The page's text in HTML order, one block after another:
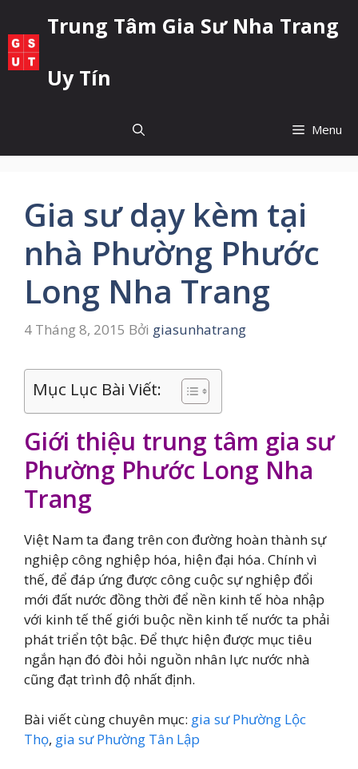
nội
dung
Trung Tâm Gia Sư Nha Trang
Uy Tín
Menu
Gia sư dạy kèm tại
nhà Phường Phước
Long Nha Trang
4 Tháng 8, 2015 Bởi giasunhatrang
Mục Lục Bài Viết:
Giới thiệu trung tâm gia sư
Phường Phước Long Nha
Trang
Việt Nam ta đang trên con đường hoàn thành sự
nghiệp công nghiệp hóa, hiện đại hóa. Chính vì
thế, để đáp ứng được công cuộc sự nghiệp đổi
mới đất nước đồng thời để nền kinh tế hòa nhập
với kinh tế thế giới buộc nền kinh tế nước ta phải
phát triển tột bậc. Để thực hiện được mục tiêu
ngắn hạn đó đòi hỏi nguồn nhân lực nước nhà
cũng đạt trình độ nhất định.
Bài viết cùng chuyên mục: gia sư Phường Lộc
Thọ, gia sư Phường Tân Lập